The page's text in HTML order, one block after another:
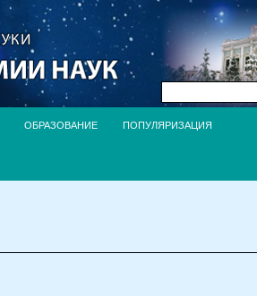
Найти:
ОБРАЗОВАНИЕ ПОПУЛЯРИЗАЦИЯ